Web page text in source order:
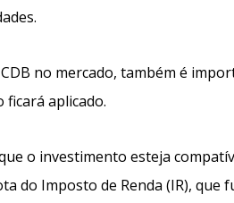
no mercado, também é
aplicado.
o investimento esteja
do Imposto de Renda (IR), que